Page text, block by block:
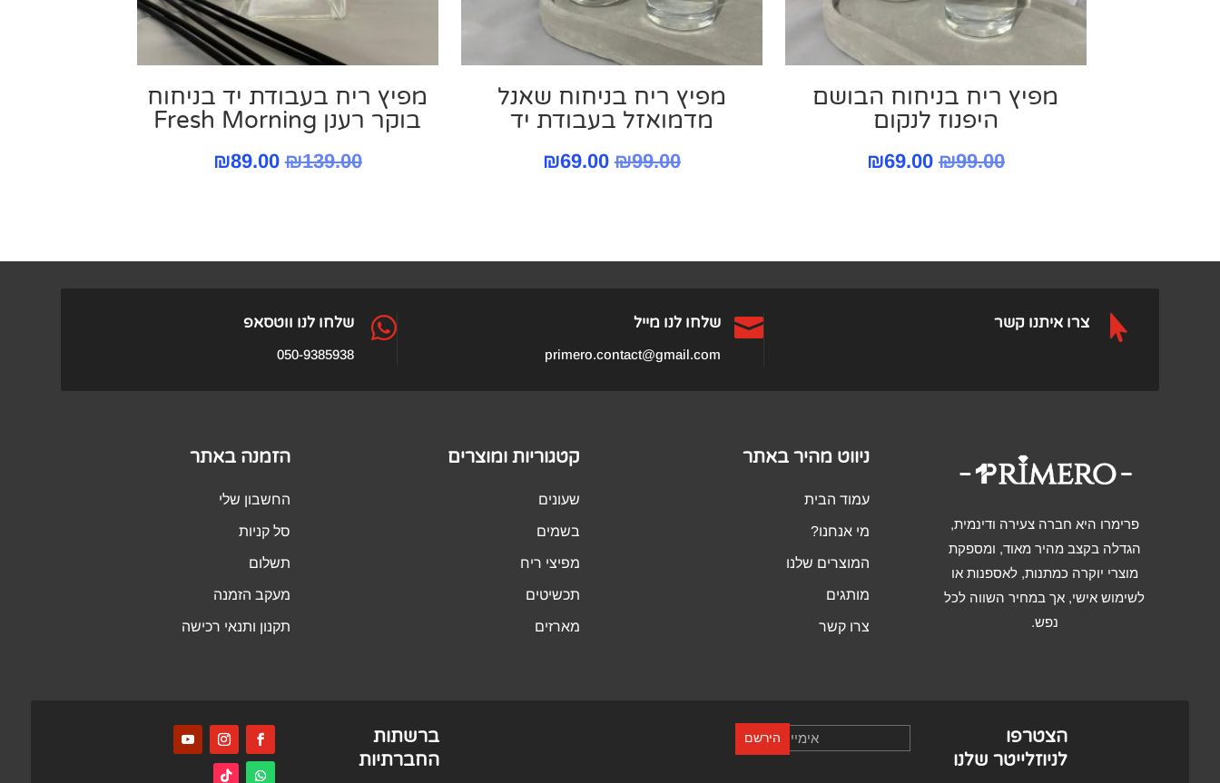
מפיץ ריח בניחוח הבושם
היפנוז לנקום
₪99.00
המחיר
₪99.00.
₪69.00
₪69.00.
מפיץ ריח בניחוח שאנל
מדמואזל בעבודת יד
₪99.00
המחיר
₪99.00.
₪69.00
₪69.00.
מפיץ ריח בעבודת יד בניחוח
בוקר רענן Fresh Morning
₪139.00
המחיר
₪139.00.
₪89.00
₪89.00.
 שלחו לנו ווטסאפ
050-9385938
 שלחו לנו מייל
primero.contact@gmail.com
 צרו איתנו קשר
הזמנה באתר
החשבון שלי
סל קניות
תשלום
מעקב הזמנה
תקנון ותנאי רכישה
קטגוריות ומוצרים
שעונים
בשמים
מפיצי ריח
תכשיטים
מארזים
ניווט מהיר באתר
עמוד הבית
מי אנחנו?
המוצרים שלנו
מותגים
צרו קשר
פרימרו היא חברה צעירה ודינמית,
הגדלה בקצב מהיר מאוד, ומספקת
מוצרי יוקרה כמתנות, לאספנות או
לשימוש אישי, אך במחיר השווה לכל
נפש.
ברשתות
החברתיות
הירשם
הצטרפו
לניוזלייטר שלנו